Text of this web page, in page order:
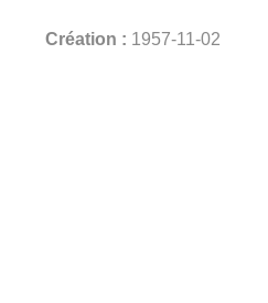
Création : 1957-11-02